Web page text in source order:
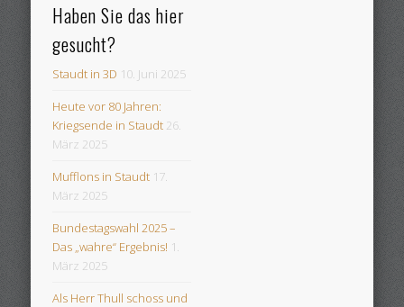
Haben Sie das hier
gesucht?
Staudt in 3D 10. Juni 2025
Heute vor 80 Jahren:
Kriegsende in Staudt 26.
März 2025
Mufflons in Staudt 17.
März 2025
Bundestagswahl 2025 –
Das „wahre“ Ergebnis! 1.
März 2025
Als Herr Thull schoss und